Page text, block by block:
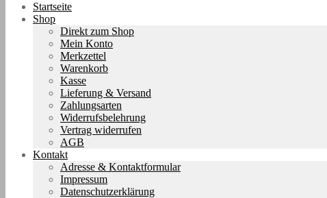
Startseite
Shop
Direkt zum Shop
Mein Konto
Merkzettel
Warenkorb
Kasse
Lieferung & Versand
Zahlungsarten
Widerrufsbelehrung
Vertrag widerrufen
AGB
Kontakt
Adresse & Kontaktformular
Impressum
Datenschutzerklärung